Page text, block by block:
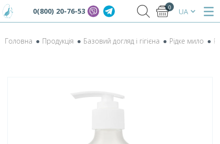
0(800) 20-76-53 0
Головна Продукція Базовий догляд і гігієна Рідке мило